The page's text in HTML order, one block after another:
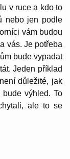
v ruce a kdo to
nebo jen podle
vám budou
vás. Je potřeba
bude vypadat
Jeden příklad
důležité, jak
výhled. To
ale to se